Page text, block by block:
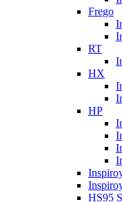
Frego
RT
HX
HP
HS95